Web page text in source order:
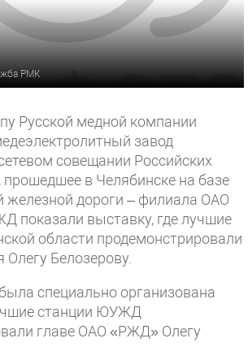
РМК
Русской медной компании
завод
совещании Российских
в Челябинске на базе
железной дороги – филиала ОАО
показали выставку, где лучшие
области продемонстрировали
Белозерову.
специально организована
станции ЮУЖД
главе ОАО «РЖД» Олегу